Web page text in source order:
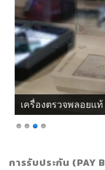
เครื่องตรวจพลอยแ
การรับประกัน (PAY